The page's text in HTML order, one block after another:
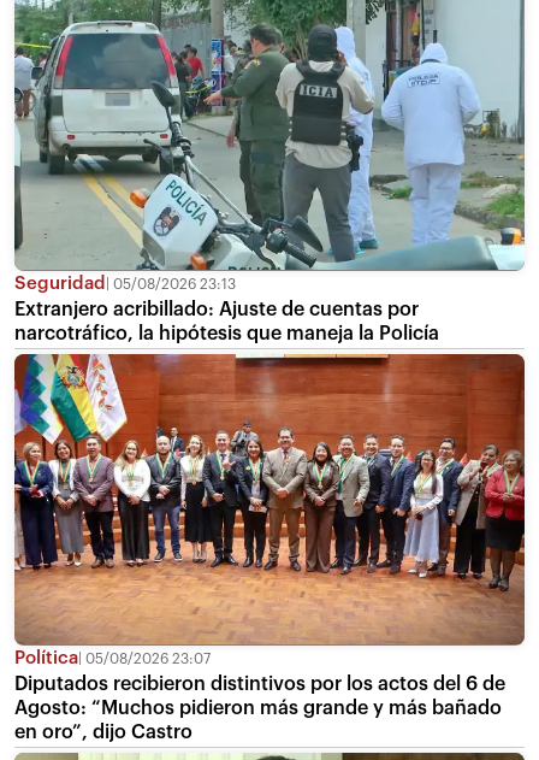
Seguridad 05/08/2026 23:13
Extranjero acribillado: Ajuste de cuentas por
narcotráfico, la hipótesis que maneja la Policía
Política 05/08/2026 23:07
Diputados recibieron distintivos por los actos del 6 de
Agosto: “Muchos pidieron más grande y más bañado
en oro”, dijo Castro